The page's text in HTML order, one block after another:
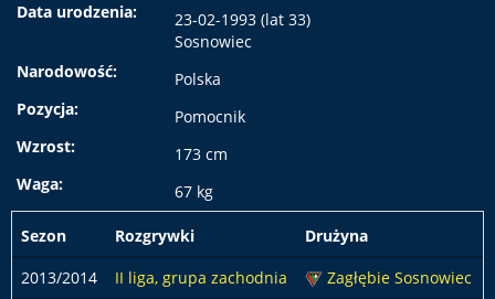
Data urodzenia:
23-02-1993 (lat 33)
Sosnowiec
Narodowość:
Polska
Pozycja:
Pomocnik
Wzrost:
173 cm
Waga:
67 kg
Sezon Rozgrywki Drużyna
2013/2014
II liga, grupa zachodnia
Zagłębie Sosnowiec